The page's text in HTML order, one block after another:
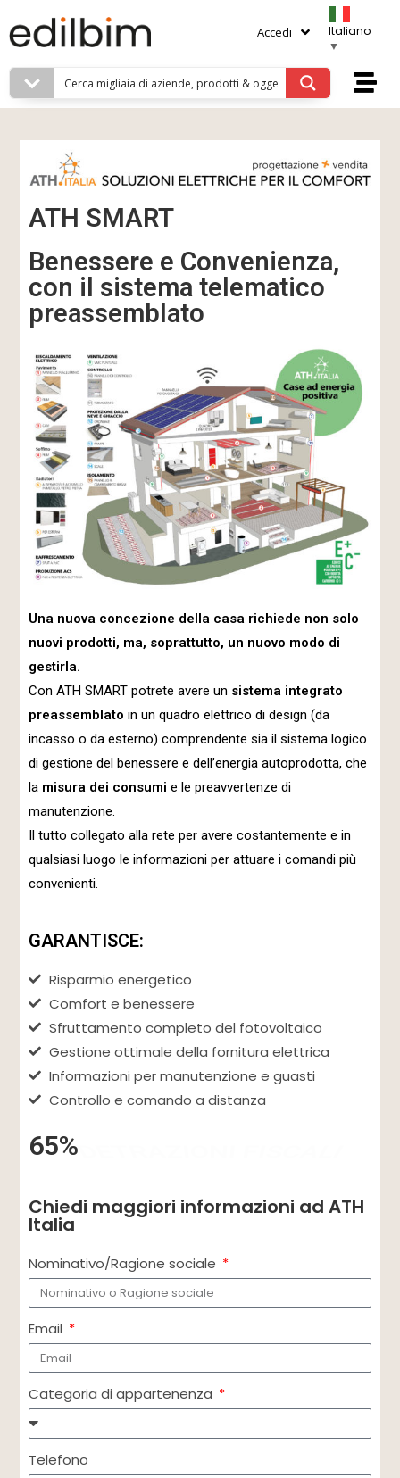
Accedi
Italiano
▼
ATH SMART
Benessere e Convenienza,
con il sistema telematico
preassemblato
Una nuova concezione della casa richiede non solo
nuovi prodotti, ma, soprattutto, un nuovo modo di
gestirla.
Con ATH SMART potrete avere un sistema integrato
preassemblato in un quadro elettrico di design (da
incasso o da esterno) comprendente sia il sistema logico
di gestione del benessere e dell’energia autoprodotta, che
la misura dei consumi e le preavvertenze di
manutenzione.
Il tutto collegato alla rete per avere costantemente e in
qualsiasi luogo le informazioni per attuare i comandi più
convenienti.
GARANTISCE:
Risparmio energetico
Comfort e benessere
Sfruttamento completo del fotovoltaico
Gestione ottimale della fornitura elettrica
Informazioni per manutenzione e guasti
Controllo e comando a distanza
65%
Chiedi maggiori informazioni ad ATH
Italia
Nominativo/Ragione sociale
Email
Categoria di appartenenza
Telefono